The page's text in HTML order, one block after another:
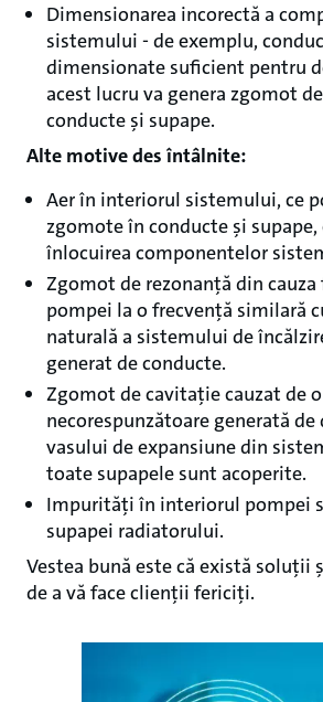
Dimensionarea incorectă a
sistemului - de exemplu,
dimensionate suficient pentru
acest lucru va genera zgomot
conducte și supape.
Alte motive des întâlnite:
Aer în interiorul sistemului, ce
zgomote în conducte și supape,
înlocuirea componentelor
Zgomot de rezonanță din
pompei la o frecvență similară
naturală a sistemului de
generat de conducte.
Zgomot de cavitație cauzat de
necorespunzătoare generată de
vasului de expansiune din
toate supapele sunt acoperite.
Impurități în interiorul pompei
supapei radiatorului.
Vestea bună este că există soluții
de a vă face clienții fericiți.